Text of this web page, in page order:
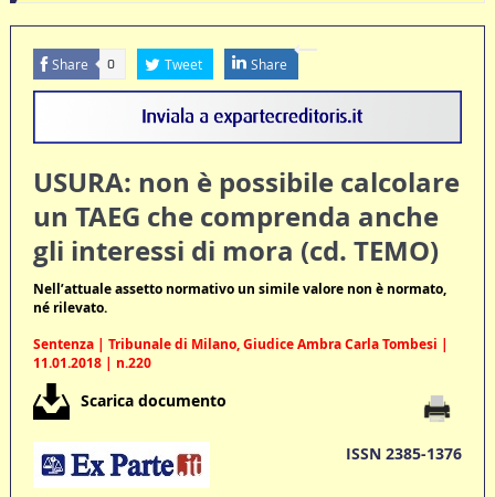
Share 0 Tweet Share
USURA: non è possibile calcolare
un TAEG che comprenda anche
gli interessi di mora (cd. TEMO)
Nell’attuale assetto normativo un simile valore non è normato,
né rilevato.
Sentenza | Tribunale di Milano, Giudice Ambra Carla Tombesi |
11.01.2018 | n.220
Scarica documento
ISSN 2385-1376